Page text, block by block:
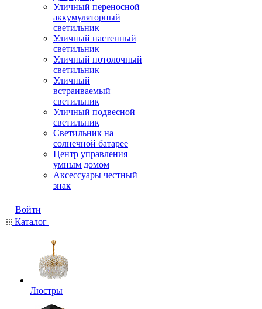
Уличный переносной
аккумуляторный
светильник
Уличный настенный
светильник
Уличный потолочный
светильник
Уличный
встраиваемый
светильник
Уличный подвесной
светильник
Светильник на
солнечной батарее
Центр управления
умным домом
Аксессуары честный
знак
Войти
Каталог
Люстры